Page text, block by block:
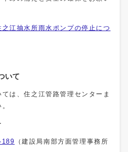
江抽水所雨水ポンプの停止につ
いて
は、住之江管路管理センターま
189
（建設局南部方面管理事務所